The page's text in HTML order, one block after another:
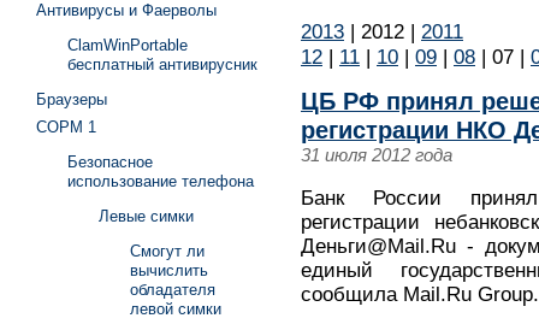
2013 | 2012 | 2011
12 | 11 | 10 | 09 | 08 | 07 |
ЦБ РФ принял
регистрации НКО
31 июля 2012 года
Банк России
регистрации
Деньги@Mail.Ru -
единый
сообщила Mail.Ru Group.
Антивирусы и Фаерволы
ClamWinPortable
бесплатный антивирусник
Браузеры
СОРМ 1
Безопасное
использование телефона
Левые симки
Смогут ли
вычислить
обладателя
левой симки